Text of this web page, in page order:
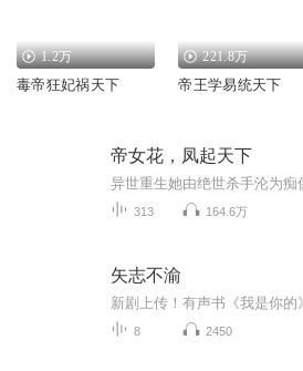
1.2万
毒帝狂妃祸天下
221.8万
帝王学易统天下
帝女花，凤起天下
313 164.6万
矢志不渝
8 2450